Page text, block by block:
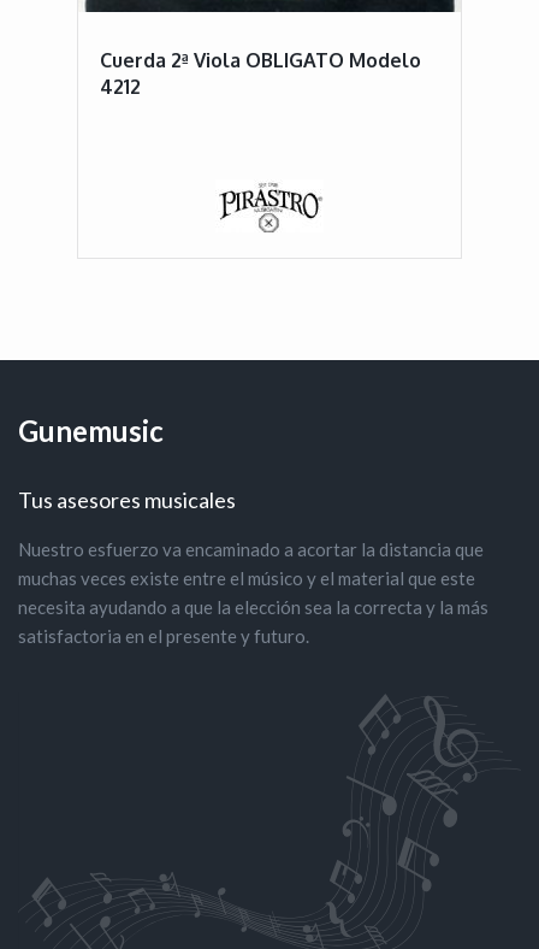
Cuerda 2ª Viola OBLIGATO Modelo
4212
Gunemusic
Tus asesores musicales
Nuestro esfuerzo va encaminado a acortar la distancia que
muchas veces existe entre el músico y el material que este
necesita ayudando a que la elección sea la correcta y la más
satisfactoria en el presente y futuro.